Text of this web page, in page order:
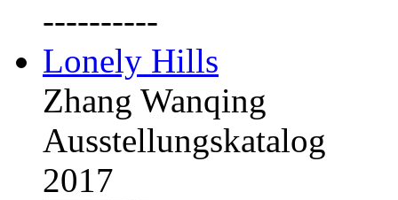
----------
Lonely Hills
Zhang Wanqing
Ausstellungskatalog
2017